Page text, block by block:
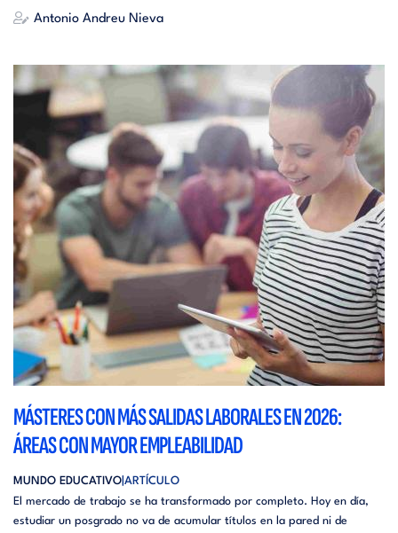
Antonio Andreu Nieva
MÁSTERES CON MÁS SALIDAS LABORALES EN 2026:
ÁREAS CON MAYOR EMPLEABILIDAD
MUNDO EDUCATIVO ARTÍCULO
El mercado de trabajo se ha transformado por completo. Hoy en día,
estudiar un posgrado no va de acumular títulos en la pared ni de